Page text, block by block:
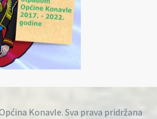
Konavle. Sva prava pridržana